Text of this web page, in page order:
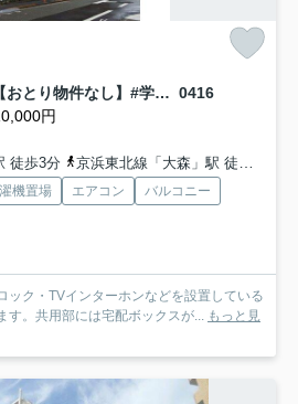
エスタート品川南大井【おとり物件なし】#学生・社会人にオススメ！初期費用分割払いOK！ 0416
円
徒歩3分
京浜東北線「大森」駅 徒歩8分
機置場 エアコン
バルコニー
ック・TVインターホンなどを設置している
す。共用部には宅配ボックスが...
もっと見